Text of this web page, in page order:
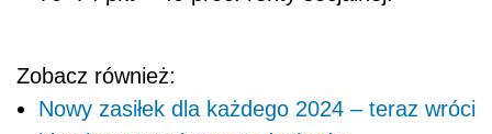
Zobacz również:
Nowy zasiłek dla każdego 2024 – teraz wróci